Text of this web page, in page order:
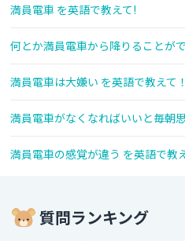
満員電車 を英語で教えて!
何とか満員電車から降りることが
満員電車は大嫌い を英語で教えて！
満員電車がなくなればいいと毎朝
満員電車の感覚が違う を英語で教
質問ランキング